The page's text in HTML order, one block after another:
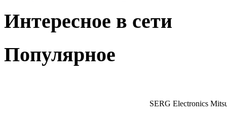
Интересное в сети
Популярное
SERG Electronics